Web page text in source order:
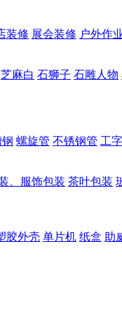
装修 展会装修 户外作
芝麻白 石狮子 石雕人物
螺旋管 不锈钢管 工
、服饰包装 茶叶包装
胶外壳 单片机 纸盒 助